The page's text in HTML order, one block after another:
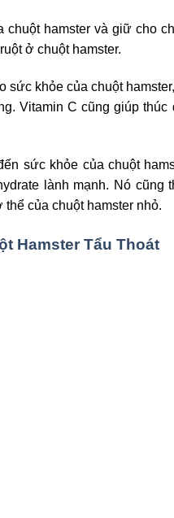
chuột hamster và giữ cho
ở chuột hamster.
sức khỏe của chuột
Vitamin C cũng giúp thúc
sức khỏe của chuột
lành mạnh. Nó cũng
của chuột hamster nhỏ.
Hamster Tẩu Thoát